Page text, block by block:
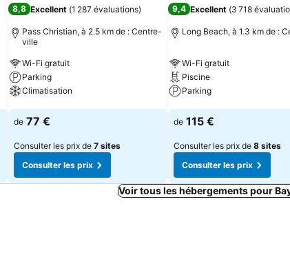
8,8 Excellent (1 287 évaluations)
Pass Christian, à 2.5 km de : Centre-
ville
Wi-Fi gratuit
Parking
Climatisation
Consulter les prix
de 77 €
Consulter les prix de 7 sites
Consulter les prix
9,4 Excellent (3 718
Long Beach, à 1.3 km de :
Wi-Fi gratuit
Piscine
Parking
Consulter les prix
de 115 €
Consulter les prix de 8 sites
Consulter les prix
Voir tous les hébergements pour